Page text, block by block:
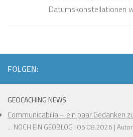
❅
❅
❅
❅
Datumskonstellationen
FOLGEN:
GEOCACHING NEWS
Communicabilia – ein paar Gedanken
... NOCH EIN GEOBLOG 05.08.2026 Autor